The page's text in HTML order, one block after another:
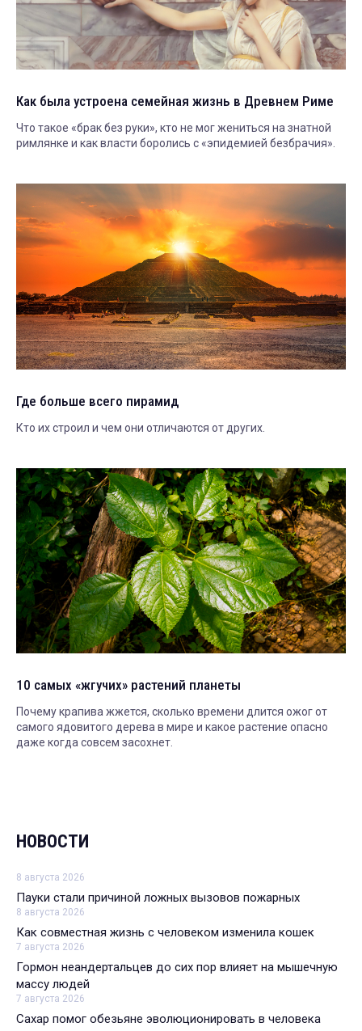
Как была устроена семейная жизнь в Древнем Риме
Что такое «брак без руки», кто не мог жениться на знатной
римлянке и как власти боролись с «эпидемией безбрачия».
Где больше всего пирамид
Кто их строил и чем они отличаются от других.
10 самых «жгучих» растений планеты
Почему крапива жжется, сколько времени длится ожог от
самого ядовитого дерева в мире и какое растение опасно
даже когда совсем засохнет.
НОВОСТИ
8 августа 2026
Пауки стали причиной ложных вызовов пожарных
8 августа 2026
Как совместная жизнь с человеком изменила кошек
7 августа 2026
Гормон неандертальцев до сих пор влияет на мышечную
массу людей
7 августа 2026
Сахар помог обезьяне эволюционировать в человека